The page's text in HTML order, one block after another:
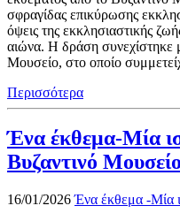
σφραγίδας επικύρωσης
όψεις της εκκλησιαστικής
αιώνα. Η δράση συνεχίστηκε
Μουσείο, στο οποίο
Περισσότερα
Ένα έκθεμα-Μία
Βυζαντινό
16/01/2026 Ένα έκθεμα -Μία